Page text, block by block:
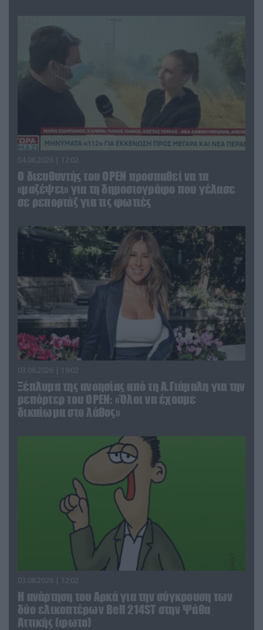
04.08.2026 | 12:02
O διευθυντής του OPEN προσπαθεί να τα
«μαζέψει» για τη δημοσιογράφο που γέλασε
σε ρεπορτάζ για τις φωτιές
03.08.2026 | 19:02
Ξέπλυμα της ανοησίας από τη Α.Γιάμαλη για την
ρεπόρτερ του ΟΡΕΝ: «Όλοι να έχουμε
δικαίωμα στο λάθος»
03.08.2026 | 12:02
Η ανάρτηση του Αρκά για την σύγκρουση των
δύο ελικοπτέρων Bell 214ST στην Ψάθα
Αττικής (φωτο)